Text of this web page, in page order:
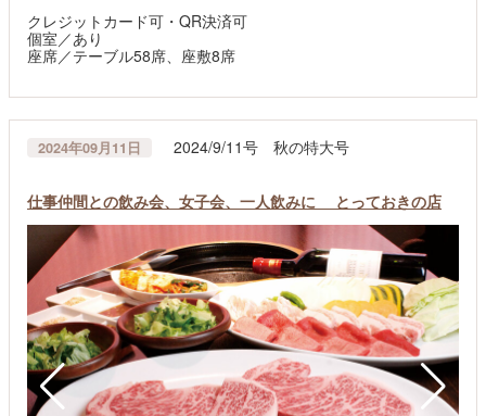
クレジットカード可・QR決済可
個室／あり
座席／テーブル58席、座敷8席
2024年09月11日 2024/9/11号 秋の特大号
仕事仲間との飲み会、女子会、一人飲みに とっておきの店